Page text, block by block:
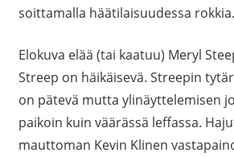
soittamalla häätilaisuudessa rokkia.
Elokuva elää (tai kaatuu) Meryl
Streep on häikäisevä. Streepin
on pätevä mutta ylinäyttelemisen
paikoin kuin väärässä leffassa.
mauttoman Kevin Klinen